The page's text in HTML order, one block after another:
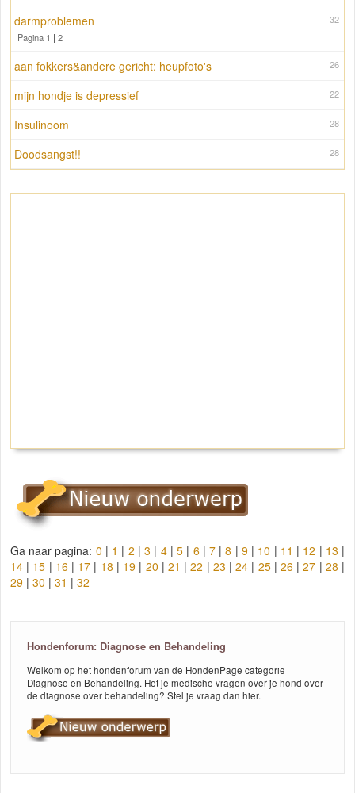
32
darmproblemen
Pagina 1 | 2
26
aan fokkers&andere gericht: heupfoto's
22
mijn hondje is depressief
28
Insulinoom
28
Doodsangst!!
Ga naar pagina: 0 | 1 | 2 |3 | 4|5 | 6 | 7|8 | 9 | 10 | 11 | 12 | 13 |
14 | 15 | 16 | 17 | 18 | 19 | 20 | 21 |22 | 23 |24 | 25|26 |27 | 28 |
29 | 30 | 31 | 32
Hondenforum: Diagnose en Behandeling
Welkom op het hondenforum van de HondenPage categorie
Diagnose en Behandeling. Het je medische vragen over je hond over
de diagnose over behandeling? Stel je vraag dan hier.